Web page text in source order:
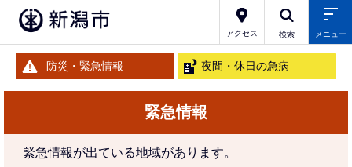
アクセス 検索 メニュー
防災・緊急情報 夜間・休日の急病
緊急情報
緊急情報が出ている地域があります。